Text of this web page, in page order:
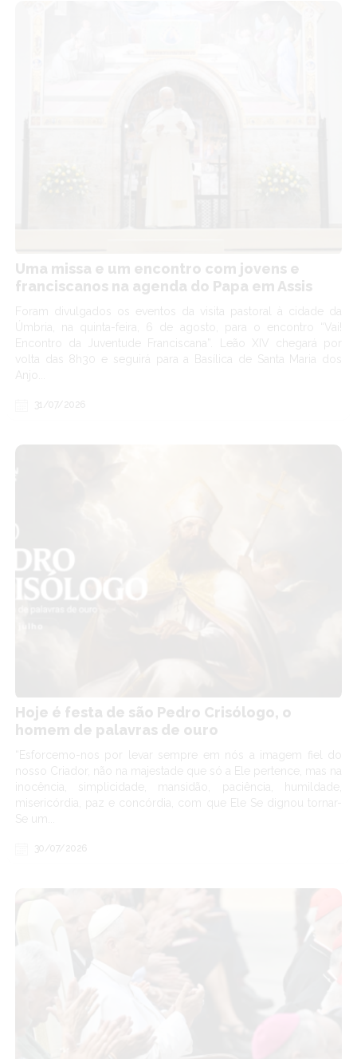
Uma missa e um encontro com jovens e
franciscanos na agenda do Papa em Assis
Foram divulgados os eventos da visita pastoral à cidade da
Úmbria, na quinta-feira, 6 de agosto, para o encontro “Vai!
Encontro da Juventude Franciscana”. Leão XIV chegará por
volta das 8h30 e seguirá para a Basílica de Santa Maria dos
Anjo...
31/07/2026
Hoje é festa de são Pedro Crisólogo, o
homem de palavras de ouro
“Esforcemo-nos por levar sempre em nós a imagem fiel do
nosso Criador, não na majestade que só a Ele pertence, mas na
inocência, simplicidade, mansidão, paciência, humildade,
misericórdia, paz e concórdia, com que Ele Se dignou tornar-
Se um...
30/07/2026